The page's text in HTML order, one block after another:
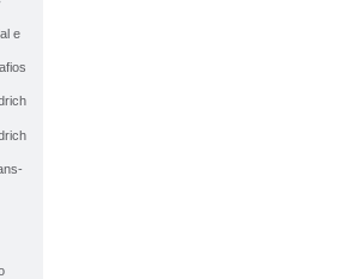
e